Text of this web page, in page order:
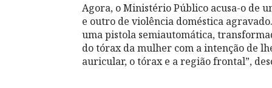
Agora, o Ministério Público acusa-o de
e outro de violência doméstica
uma pistola semiautomática,
do tórax da mulher com a intenção de
auricular, o tórax e a região frontal”,